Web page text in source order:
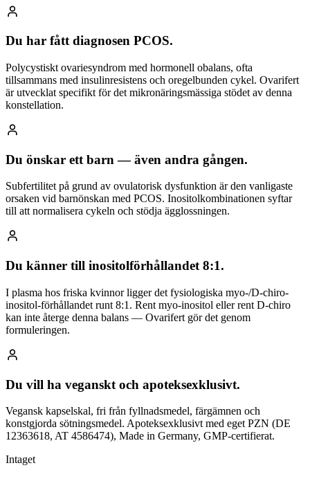
Du har fått diagnosen PCOS.
Polycystiskt ovariesyndrom med hormonell obalans, ofta
tillsammans med insulinresistens och oregelbunden cykel. Ovarifert
är utvecklat specifikt för det mikronäringsmässiga stödet av denna
konstellation.
Du önskar ett barn — även andra gången.
Subfertilitet på grund av ovulatorisk dysfunktion är den vanligaste
orsaken vid barnönskan med PCOS. Inositolkombinationen syftar
till att normalisera cykeln och stödja ägglossningen.
Du känner till inositolförhållandet 8:1.
I plasma hos friska kvinnor ligger det fysiologiska myo-/D-chiro-
inositol-förhållandet runt 8:1. Rent myo-inositol eller rent D-chiro
kan inte återge denna balans — Ovarifert gör det genom
formuleringen.
Du vill ha veganskt och apoteksexklusivt.
Vegansk kapselskal, fri från fyllnadsmedel, färgämnen och
konstgjorda sötningsmedel. Apoteksexklusivt med eget PZN (DE
12363618, AT 4586474), Made in Germany, GMP-certifierat.
Intaget